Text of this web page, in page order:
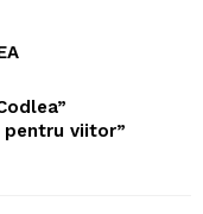
viitor”